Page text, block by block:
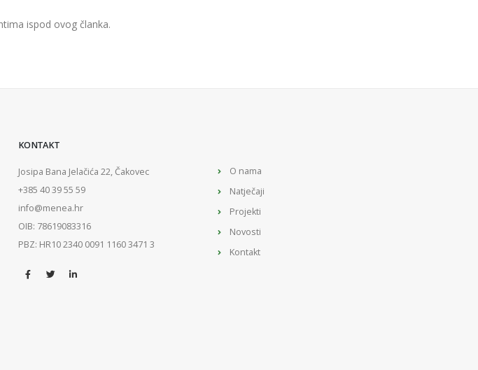
ispod ovog članka.
KONTAKT
Josipa Bana Jelačića 22, Čakovec
+385 40 39 55 59
info@menea.hr
OIB: 78619083316
PBZ: HR10 2340 0091 1160 3471 3
O nama
Natječaji
Projekti
Novosti
Kontakt